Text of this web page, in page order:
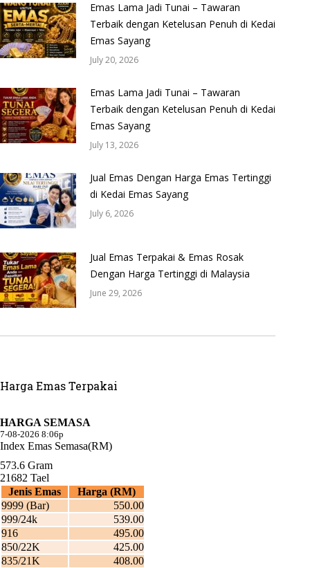
Emas Lama Jadi Tunai – Tawaran
Terbaik dengan Ketelusan Penuh di Kedai
Emas Sayang
July 20, 2026
Emas Lama Jadi Tunai – Tawaran
Terbaik dengan Ketelusan Penuh di Kedai
Emas Sayang
July 13, 2026
Jual Emas Dengan Harga Emas Tertinggi
di Kedai Emas Sayang
July 6, 2026
Jual Emas Terpakai & Emas Rosak
Dengan Harga Tertinggi di Malaysia
June 29, 2026
Harga Emas Terpakai